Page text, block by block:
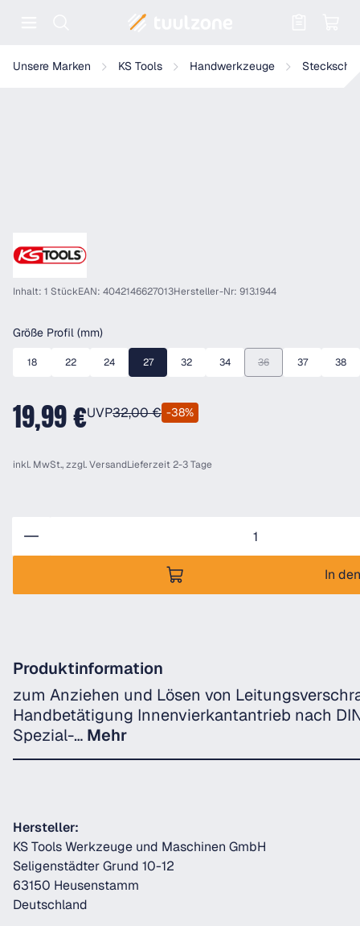
Unsere Marken KS Tools Handwerkzeuge
KS Tools 3/8" Einsteck-Einmaulschlüssel
Inhalt: 1 StückEAN: 4042146627013Hersteller-Nr: 913.1944
Größe Profil (mm)auswählen
18 22 24 27 32 34 36(Diese Option ist
37 38
19,99 €UVP32,00 € -38%
inkl. MwSt., zzgl.VersandLieferzeit 2-3 Tage
In
Produktinformation
zum Anziehen und Lösen von
Handbetätigung Innenvierkantantrieb nach
Spezial-… Mehr
Hersteller:
KS Tools Werkzeuge und Maschinen GmbH
Seligenstädter Grund 10-12
63150 Heusenstamm
Deutschland